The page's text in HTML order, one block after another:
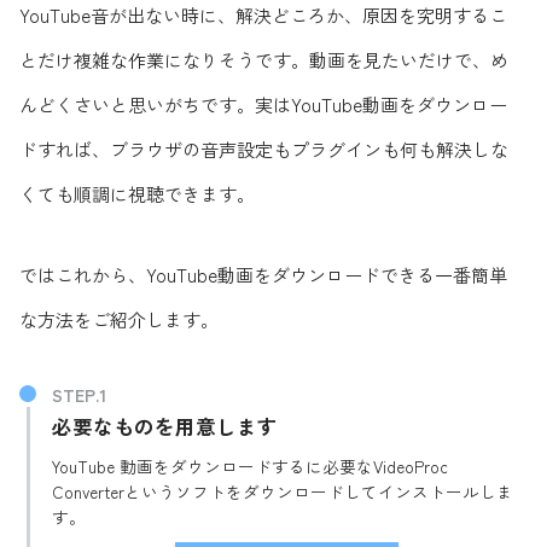
YouTube音が出ない時に、解決どころか、原因を究明するこ
とだけ複雑な作業になりそうです。動画を見たいだけで、め
んどくさいと思いがちです。実はYouTube動画をダウンロー
ドすれば、ブラウザの音声設定もプラグインも何も解決しな
くても順調に視聴できます。
ではこれから、YouTube動画をダウンロードできる一番簡単
な方法をご紹介します。
必要なものを用意します
YouTube 動画をダウンロードするに必要なVideoProc
Converterというソフトをダウンロードしてインストールしま
す。